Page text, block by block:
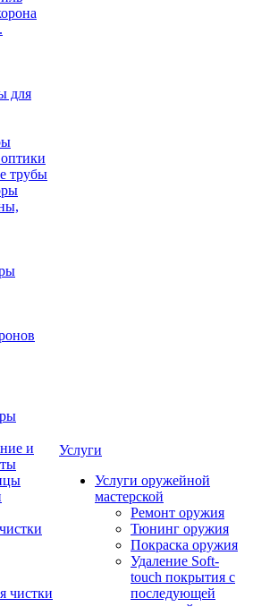
для
трубы
и
чистки
Услуги
Услуги оружейной
мастерской
Ремонт оружия
Тюнинг оружия
Покраска оружия
Удаление Soft-
touch покрытия с
последующей